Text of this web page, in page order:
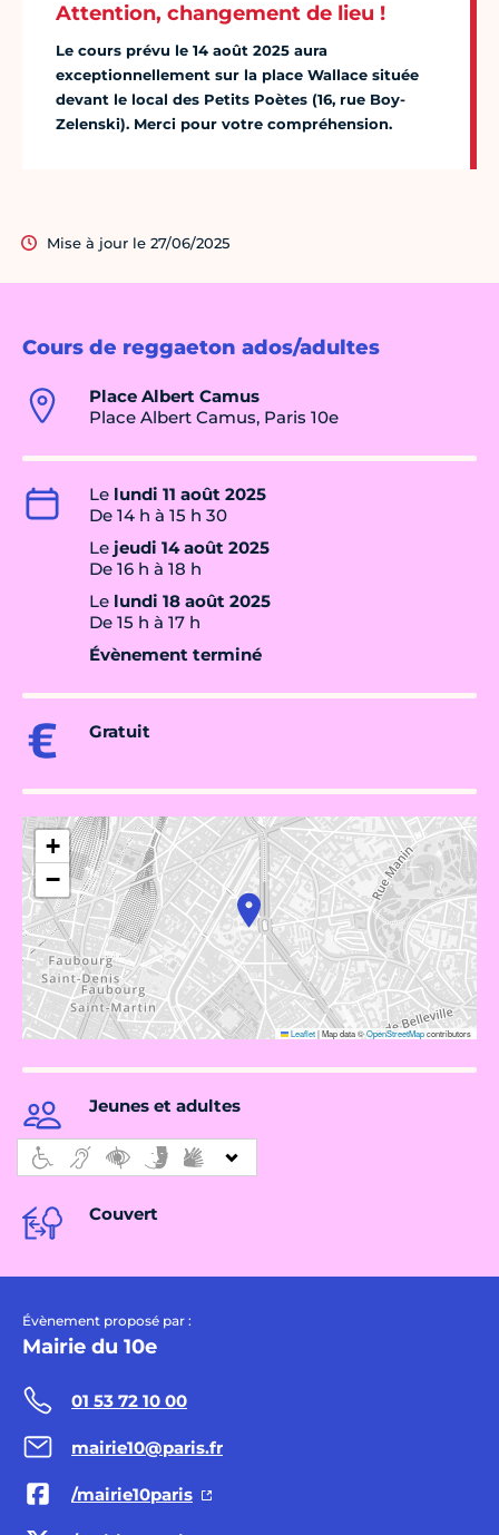
Cours de reggaeton ados/adultes
Place Albert Camus
Place Albert Camus, Paris 10e
Le lundi 11 août 2025
De 14 h à 15 h 30
Le jeudi 14 août 2025
De 16 h à 18 h
Le lundi 18 août 2025
De 15 h à 17 h
Évènement terminé
Gratuit
+
−
Leaflet|Map data ©OpenStreetMapcontributors
Jeunes et adultes
Couvert
Évènement proposé par :
Mairie du 10e
01 53 72 10 00
mairie10@paris.fr
/mairie10paris
Attention, changement de lieu !
Le cours prévu le 14 août 2025 aura
exceptionnellement sur la place Wallace située
devant le local des Petits Poètes (16, rue Boy-
Zelenski). Merci pour votre compréhension.
Mise à jour le 27/06/2025